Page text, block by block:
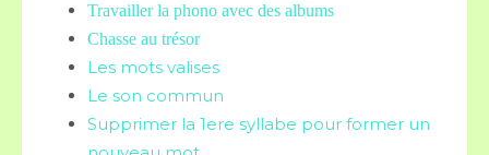
Travailler la phono avec des albums
Chasse au trésor
Les mots valises
Le son commun
Supprimer la 1ere syllabe pour former un